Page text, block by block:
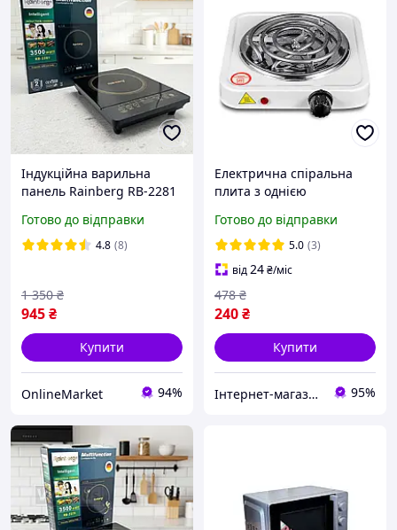
Індукційна варильна
панель Rainberg RB-2281
3500 Вт Склокераміка
Сенсорне керування
Готово до відправки
4.8 (8)
945₴
1 350 ₴
Купити
OnlineMarket 94%
Електрична спіральна
плита з однією
1000 Вт.
Готово до відправки
5.0 (3)
від24₴/міс
240₴
478 ₴
Купити
Інтернет-магазин "VINT" 95%